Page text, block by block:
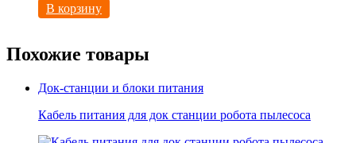
В корзину
Похожие товары
Док-станции и блоки питания
Кабель питания для док станции робота пылесоса